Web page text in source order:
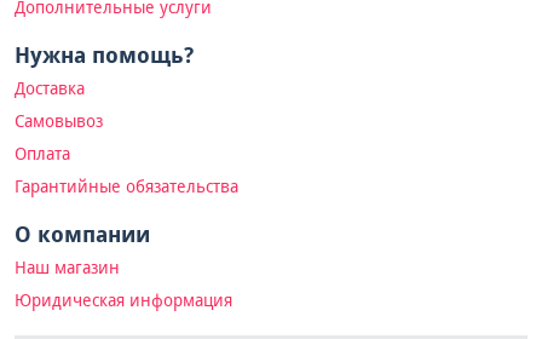
Дополнительные услуги
Нужна помощь?
Доставка
Самовывоз
Оплата
Гарантийные обязательства
О компании
Наш магазин
Юридическая информация